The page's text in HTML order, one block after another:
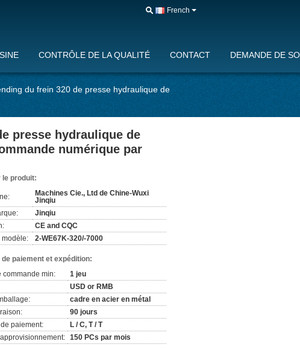
French
CONTRÔLE DE LA QUALITÉ CONTACT DEMANDE DE
du frein 320 de presse hydraulique de
presse hydraulique de
numérique par
le produit:
Machines Cie., Ltd de Chine-Wuxi
Jinqiu
Jinqiu
CE and CQC
modèle:
2-WE67K-320/-7000
paiement et expédition:
commande min:
1 jeu
USD or RMB
cadre en acier en métal
90 jours
paiement:
L / C, T / T
150 PCs par mois